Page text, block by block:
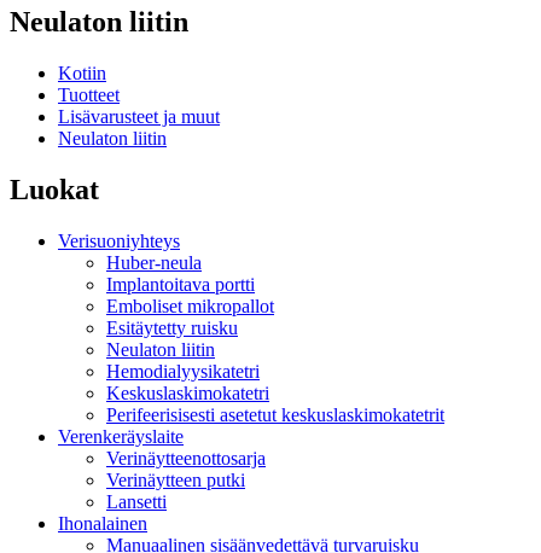
Neulaton liitin
Kotiin
Tuotteet
Lisävarusteet ja muut
Neulaton liitin
Luokat
Verisuoniyhteys
Huber-neula
Implantoitava portti
Emboliset mikropallot
Esitäytetty ruisku
Neulaton liitin
Hemodialyysikatetri
Keskuslaskimokatetri
Perifeerisisesti asetetut keskuslaskimokatetrit
Verenkeräyslaite
Verinäytteenottosarja
Verinäytteen putki
Lansetti
Ihonalainen
Manuaalinen sisäänvedettävä turvaruisku